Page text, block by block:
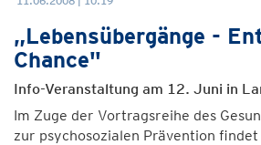
„Lebensübergänge -
Chance"
Info-Veranstaltung am 12. Juni in
Im Zuge der Vortragsreihe des
zur psychosozialen Prävention